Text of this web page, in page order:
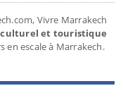
Vivre Marrakech
culturel et touristique
en escale à Marrakech.